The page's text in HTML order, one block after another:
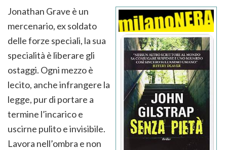
Jonathan Grave è un
mercenario, ex soldato
delle forze speciali, la sua
specialità è liberare gli
ostaggi. Ogni mezzo è
lecito, anche infrangere la
legge, pur di portare a
termine l’incarico e
uscirne pulito e invisibile.
Lavora nell’ombra e non